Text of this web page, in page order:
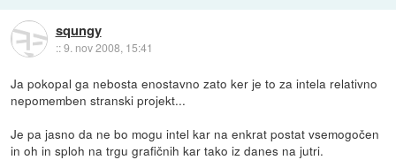
squngy
::9. nov 2008, 15:41
Ja pokopal ga nebosta enostavno zato ker je to za intela relativno
nepomemben stranski projekt...
Je pa jasno da ne bo mogu intel kar na enkrat postat vsemogočen
in oh in sploh na trgu grafičnih kar tako iz danes na jutri.